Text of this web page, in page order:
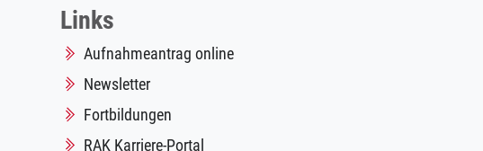
Links
Aufnahmeantrag online
Newsletter
Fortbildungen
RAK Karriere-Portal